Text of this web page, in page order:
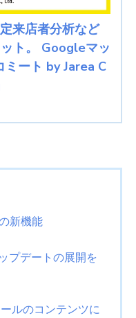
来店者分析など
ト。 Googleマッ
ミート by Jarea C
新機能
プデートの展開を
ルのコンテンツに